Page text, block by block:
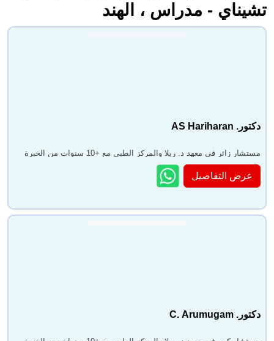
تشيناي - مدراس ، الهند
دكتور. AS Hariharan
مستشار زائر في معهد د. ريلا والمركز الطبي مع +10 سنوات من الخبرة
عرض التفاصيل
دكتور. C. Arumugam